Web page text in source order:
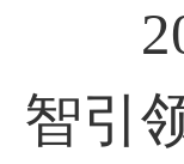
智引